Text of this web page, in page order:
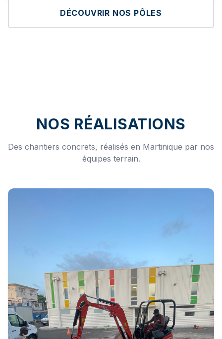
DÉCOUVRIR NOS PÔLES
NOS RÉALISATIONS
Des chantiers concrets, réalisés en Martinique par nos
équipes terrain.